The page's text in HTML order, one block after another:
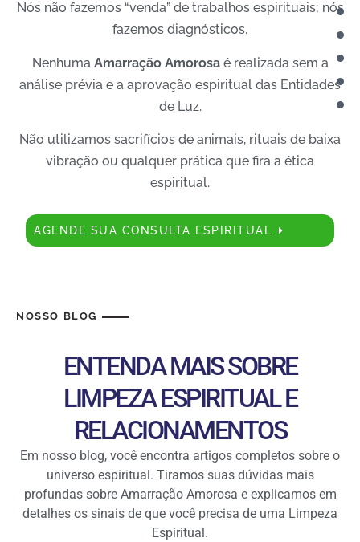
Nós não fazemos “venda” de trabalhos espirituais; nós
fazemos diagnósticos.
Nenhuma Amarração Amorosaé realizada sem a
análise prévia e a aprovação espiritual das Entidades
de Luz.
Não utilizamos sacrifícios de animais, rituais de baixa
vibração ou qualquer prática que fira a ética
espiritual.
AGENDE SUA CONSULTA ESPIRITUAL
NOSSO BLOG
ENTENDA MAIS SOBRE
LIMPEZA ESPIRITUAL E
RELACIONAMENTOS
Em nosso blog, você encontra artigos completos sobre o
universo espiritual. Tiramos suas dúvidas mais
profundas sobre Amarração Amorosa e explicamos em
detalhes os sinais de que você precisa de uma Limpeza
Espiritual.